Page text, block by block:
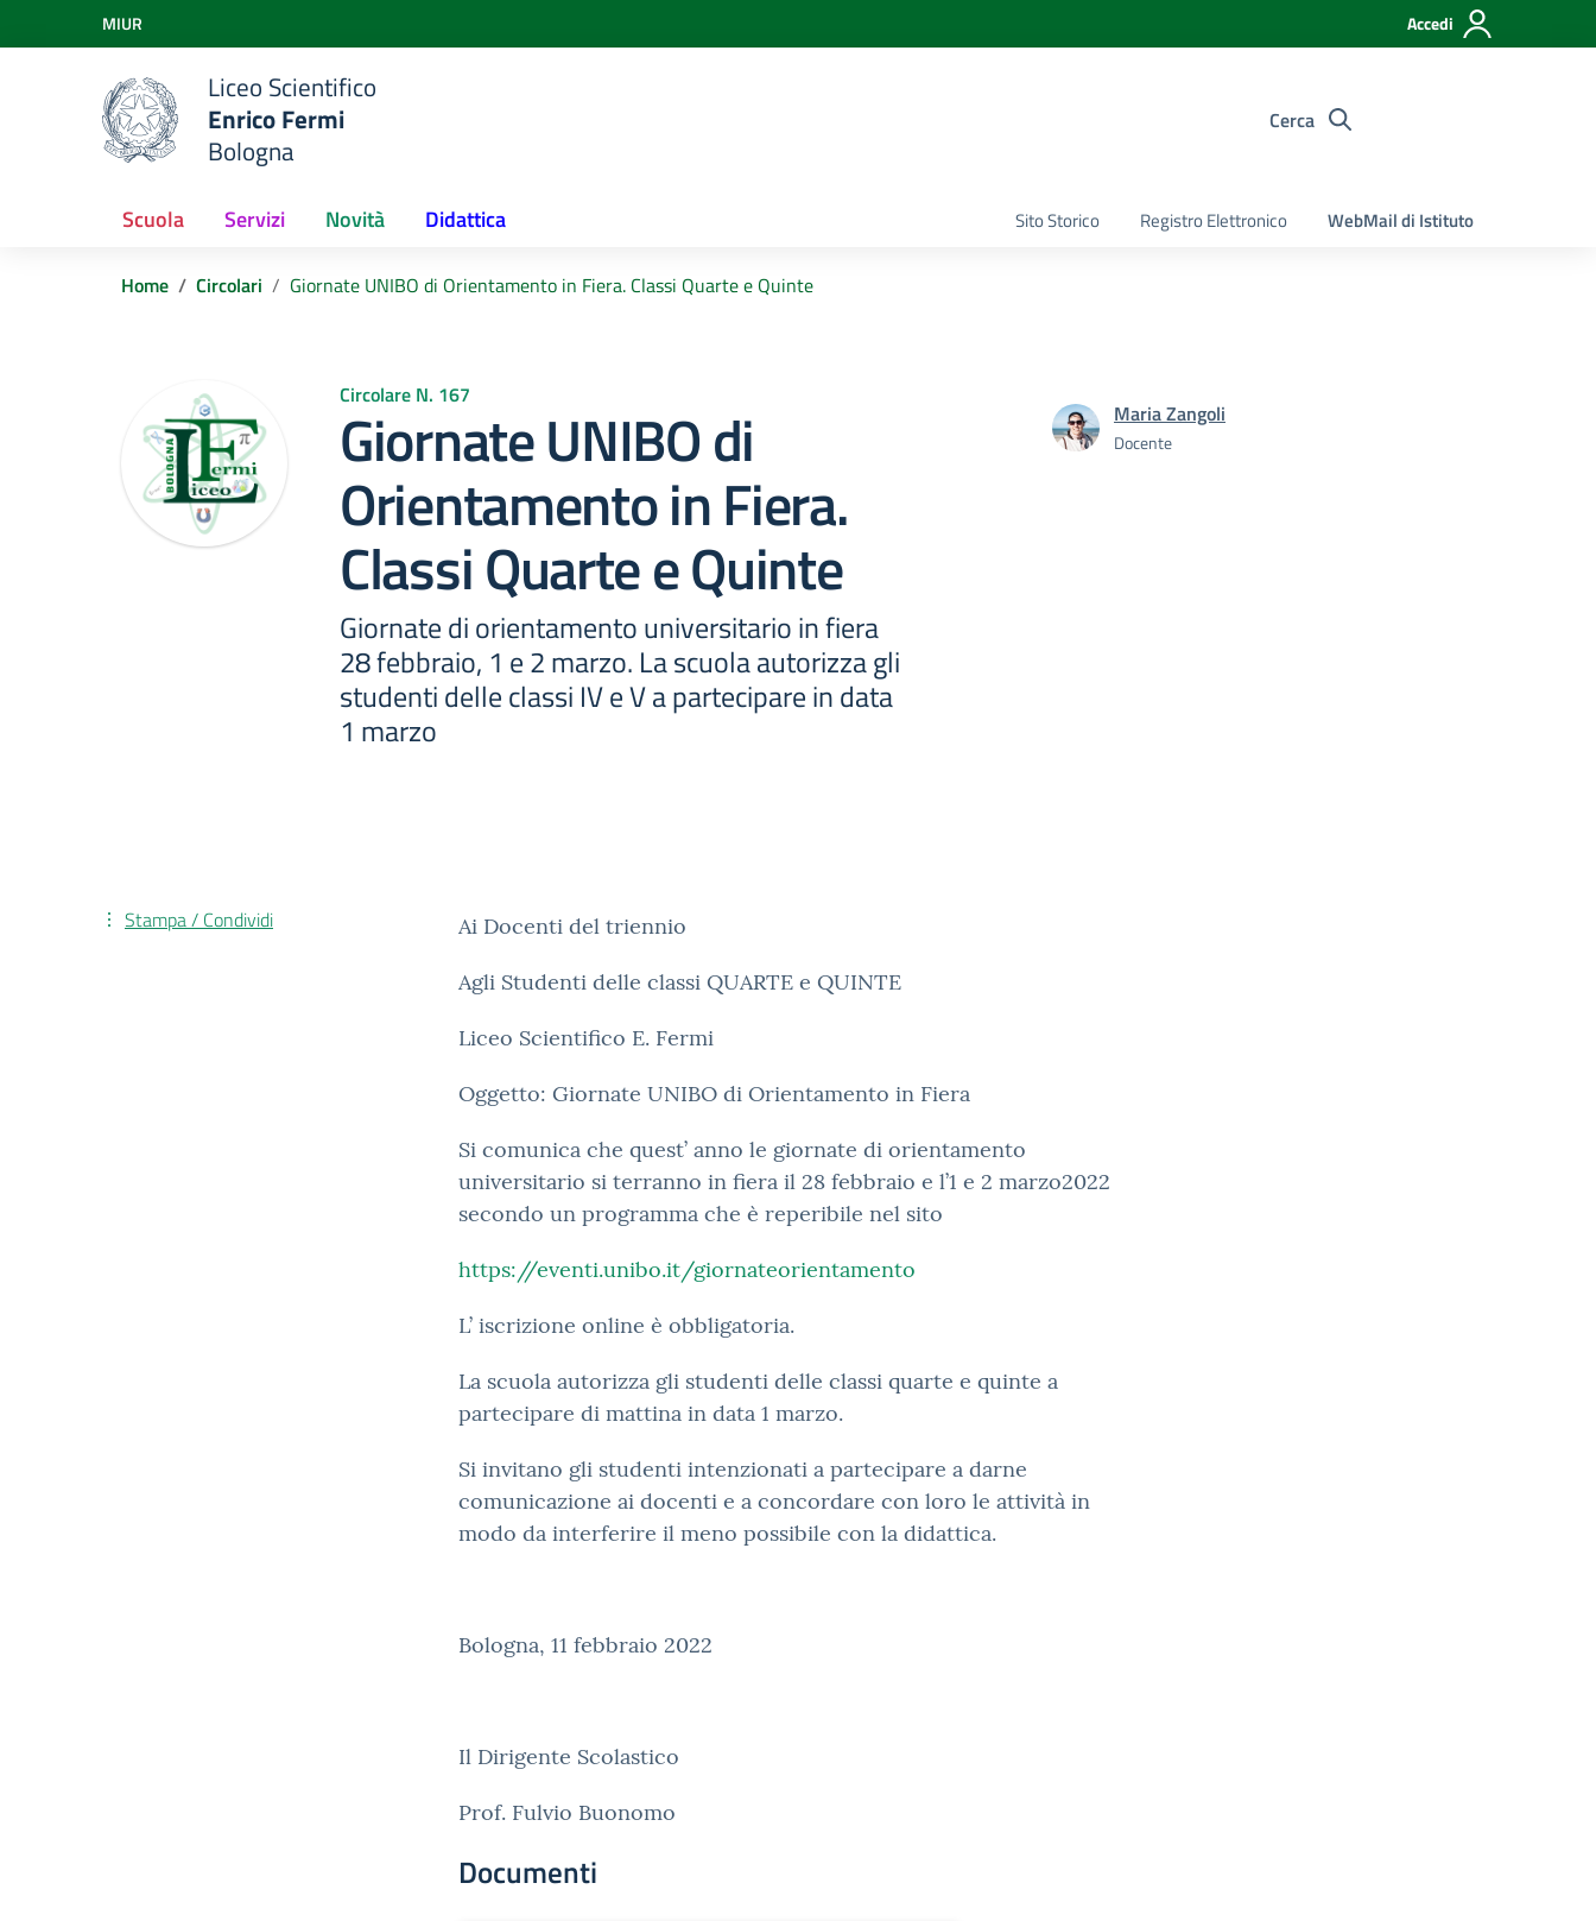
Vai ai contenuti
Vai al menu di navigazione
Vai al footer
MIUR Accedi
Liceo Scientifico
Enrico Fermi
Bologna
Cerca
Sito Storico Registro Elettronico WebMail di Istituto
Scuola Servizi Novità Didattica
Home Circolari Giornate UNIBO di Orientamento in Fiera. Classi Quarte e Quinte
Circolare N. 167
Giornate UNIBO di
Orientamento in Fiera.
Classi Quarte e Quinte
Giornate di orientamento universitario in fiera
28 febbraio, 1 e 2 marzo. La scuola autorizza gli
studenti delle classi IV e V a partecipare in data
1 marzo
Maria Zangoli
Docente
Ai Docenti del triennio
Agli Studenti delle classi QUARTE e QUINTE
Liceo Scientifico E. Fermi
Oggetto: Giornate UNIBO di Orientamento in Fiera
Si comunica che quest’ anno le giornate di orientamento
universitario si terranno in fiera il 28 febbraio e l’1 e 2 marzo2022
secondo un programma che è reperibile nel sito
https://eventi.unibo.it/giornateorientamento
L’ iscrizione online è obbligatoria.
La scuola autorizza gli studenti delle classi quarte e quinte a
partecipare di mattina in data 1 marzo.
Si invitano gli studenti intenzionati a partecipare a darne
comunicazione ai docenti e a concordare con loro le attività in
modo da interferire il meno possibile con la didattica.
Bologna, 11 febbraio 2022
Il Dirigente Scolastico
Prof. Fulvio Buonomo
Documenti
Stampa / Condividi